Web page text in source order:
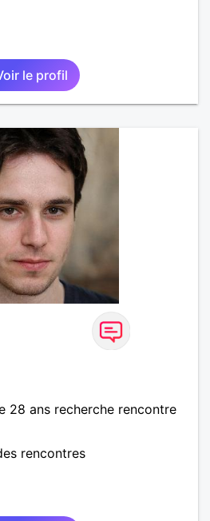
le profil
28 ans recherche rencontre
rencontres